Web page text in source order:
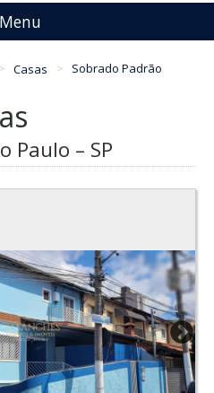
Menu
Casas Sobrado Padrão
Paulo – SP